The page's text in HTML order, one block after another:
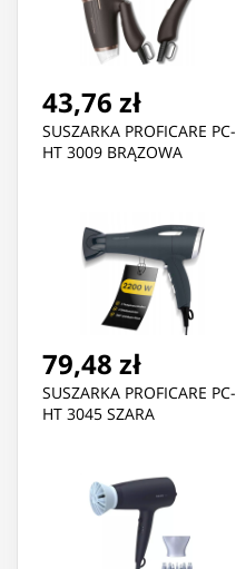
43,76 zł
SUSZARKA PROFICARE PC-
HT 3009 BRĄZOWA
79,48 zł
SUSZARKA PROFICARE PC-
HT 3045 SZARA